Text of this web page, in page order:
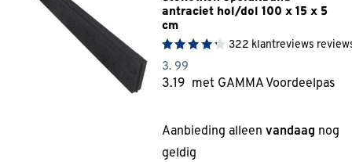
antraciet hol/dol 100 x 15 x 5
cm
322 klantreviews
3. 99
3.19 met GAMMA Voordeelpas
Aanbieding alleen vandaag nog
geldig